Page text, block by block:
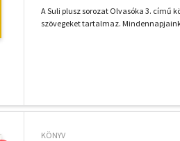
A Suli plusz sorozat Olvasóka 3. című
szövegeket tartalmaz.
KÖNYV